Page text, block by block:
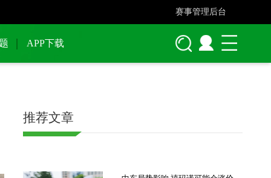
赛事管理后台
APP下载
推荐文章